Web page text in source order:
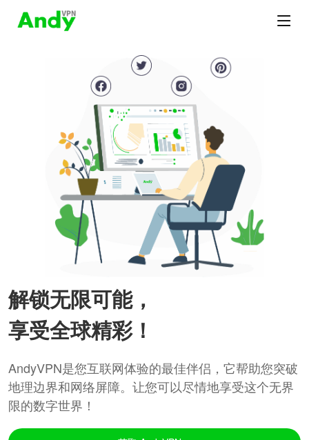
解锁无限可能，
享受全球精彩！
AndyVPN是您互联网体验的最佳伴侣，它帮助您突破
地理边界和网络屏障。让您可以尽情地享受这个无界
限的数字世界！